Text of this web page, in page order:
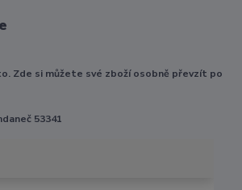
Zde si můžete své zboží osobně převzít po
53341